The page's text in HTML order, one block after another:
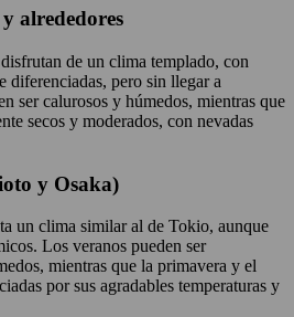
alrededores
de un clima templado, con
diferenciadas, pero sin llegar a
ser calurosos y húmedos, mientras que
secos y moderados, con nevadas
y Osaka)
un clima similar al de Tokio, aunque
Los veranos pueden ser
mientras que la primavera y el
por sus agradables temperaturas y